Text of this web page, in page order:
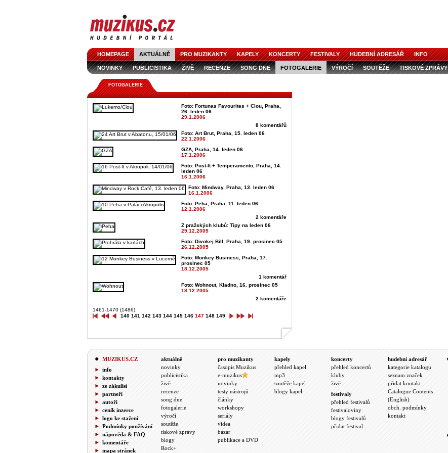
HOMEPAGE AKTUÁLNĚ PRO MUZIKANTY KAPELY KONCERTY FESTIVALY HUDEBNÍ ADRESÁŘ INFO
NOVINKY PUBLICISTIKA ŽIVĚ RECENZE SONG DNE FOTOGALERIE VÝROČÍ SOUTĚŽE TISKOVÉ ZPRÁVY
FOTOGALERIE
Foto: Fortunas Favourites + Clou, Praha,
26. leden 06
29.1.2006
8 komentářů
Foto: Art Brut, Praha, 15. leden 06
22.1.2006
GZA, Praha, 14. leden 06
17.1.2006
Foto: Post-It + Temperamento, Praha, 14.
leden 06
16.1.2006
Foto: Mindway, Praha, 13. leden 06
16.1.2006
Foto: Peha, Praha, 11. leden 06
12.1.2006
2 komentáře
Z pražských klubů: Tipy na leden 06
29.12.2005
Foto: Divokej Bill, Praha, 19. prosinec 05
26.12.2005
Foto: Monkey Business, Praha, 17.
prosinec 05
18.12.2005
1 komentář
Foto: Wohnout, Kladno, 16. prosinec 05
18.12.2005
2 komentáře
1461-1470 (1486)
140 141 142 143 144 145 146 147 148 149
MUZIKUS.CZ
info
kontakty
ze zákulisí
partneři
autoři
ceník inzerce
logo ke stažení
Podmínky používání
nápověda & FAQ
komentáře
mapa stránek
aktuálně
novinky
publicistika
živě
recenze
song dne
fotogalerie
výročí
soutěže
tiskové zprávy
blogy
Rock+
pro muzikanty
časopis Muzikus
e-muzikus
novinky
testy nástrojů
články
workshopy
seriály
videa
bazar
publikace a DVD
kapely
přehled kapel
mp3
soutěže kapel
blogy kapel
koncerty
přehled koncertů
kluby
živě
festivaly
přehled festivalů
festivaloviny
blogy festivalů
přidat festival
hudební adresář
kategorie katalogu
seznam značek
přidat kontakt
Catalogue Contents
(English)
obch. podmínky
kontakt